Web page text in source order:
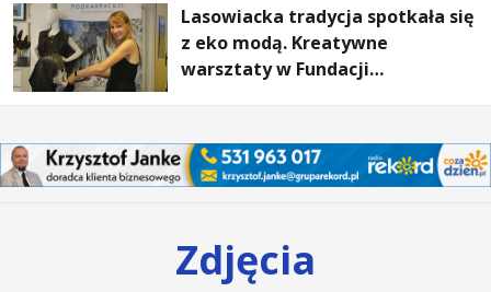
Lasowiacka tradycja spotkała się
z eko modą. Kreatywne
warsztaty w Fundacji
Zdjęcia